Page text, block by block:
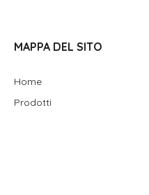
MAPPA DEL SITO
Home
Prodotti